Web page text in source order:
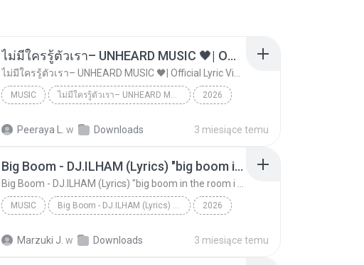
ไม่มีใครรู้ตัวเรา– UNHEARD MUSIC 🖤| Official Lyric Video | เพลงสู้ชีวิต
MUSIC ไม่มีใครรู้ตัวเรา– UNHEARD MUSIC 🖤| Official Lyric Video | เพลงสู้ชีวิต 2026
Peeraya L. w Downloads 3 miesiące temu
Big Boom - DJ.ILHAM (Lyrics) "big boom in the room i go kaboom"
MUSIC Big Boom - DJ.ILHAM (Lyrics) "big boom in the room i go kaboom" 2026
Marzuki J. w Downloads 3 miesiące temu